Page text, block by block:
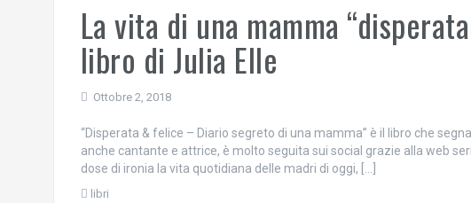
La vita di una mamma
libro di Julia Elle
Ottobre 2, 2018
“Disperata & felice – Diario segreto di una mamma” è il libro che
anche cantante e attrice, è molto seguita sui social grazie alla web
dose di ironia la vita quotidiana delle madri di oggi, […]
libri